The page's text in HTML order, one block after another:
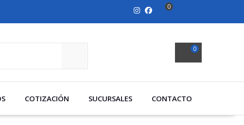
0
0
COTIZACIÓN SUCURSALES CONTACTO